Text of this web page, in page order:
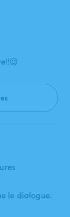
le dialogue.